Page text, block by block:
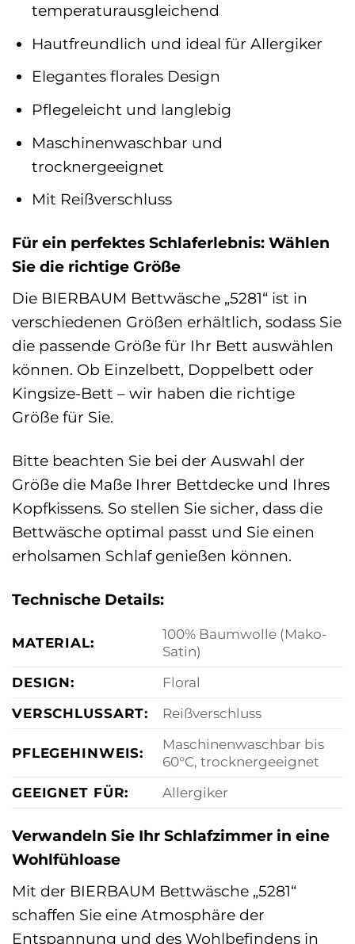
temperaturausgleichend
Hautfreundlich und ideal für Allergiker
Elegantes florales Design
Pflegeleicht und langlebig
Maschinenwaschbar und
trocknergeeignet
Mit Reißverschluss
Für ein perfektes Schlaferlebnis: Wählen
Sie die richtige Größe
Die BIERBAUM Bettwäsche „5281“ ist in
verschiedenen Größen erhältlich, sodass Sie
die passende Größe für Ihr Bett auswählen
können. Ob Einzelbett, Doppelbett oder
Kingsize-Bett – wir haben die richtige
Größe für Sie.
Bitte beachten Sie bei der Auswahl der
Größe die Maße Ihrer Bettdecke und Ihres
Kopfkissens. So stellen Sie sicher, dass die
Bettwäsche optimal passt und Sie einen
erholsamen Schlaf genießen können.
Technische Details:
MATERIAL:
100% Baumwolle (Mako-
Satin)
DESIGN:
Floral
VERSCHLUSSART:
Reißverschluss
PFLEGEHINWEIS:
Maschinenwaschbar bis
60°C, trocknergeeignet
GEEIGNET FÜR:
Allergiker
Verwandeln Sie Ihr Schlafzimmer in eine
Wohlfühloase
Mit der BIERBAUM Bettwäsche „5281“
schaffen Sie eine Atmosphäre der
Entspannung und des Wohlbefindens in